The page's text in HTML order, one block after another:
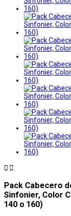
 
Pack Cabecero
Sinfonier, Color
140 o 160)